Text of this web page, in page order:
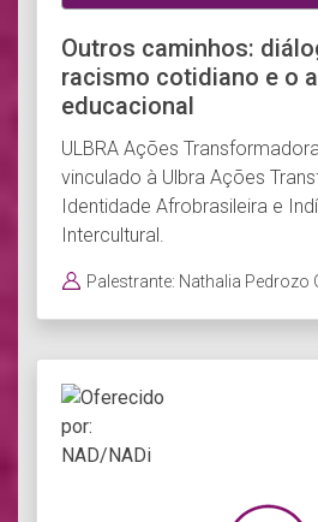
Outros caminhos:
racismo cotidiano e o
educacional
ULBRA Ações
vinculado à Ulbra Ações
Identidade Afrobrasileira e
Intercultural.
Palestrante: Nathalia Pedrozo